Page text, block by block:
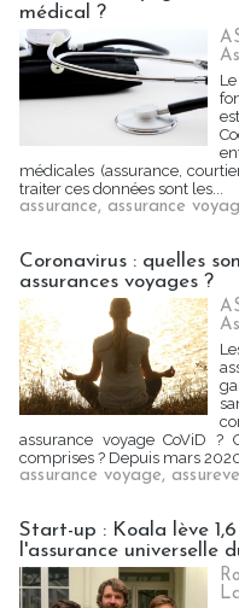
médical ?
médicales (assurance,
traiter ces données sont les...
assurance, assurance
Coronavirus : quelles
assurances voyages ?
assurance voyage CoViD ?
comprises ? Depuis mars
assurance voyage,
Start-up : Koala lève
l'assurance universelle